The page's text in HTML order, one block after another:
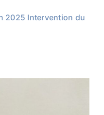
2025 Intervention du